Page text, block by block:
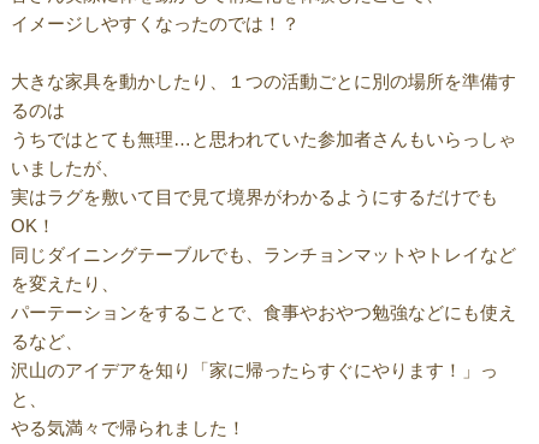
イメージしやすくなったのでは！？
大きな家具を動かしたり、１つの活動ごとに別の場所を準備す
るのは
うちではとても無理…と思われていた参加者さんもいらっしゃ
いましたが、
実はラグを敷いて目で見て境界がわかるようにするだけでも
OK！
同じダイニングテーブルでも、ランチョンマットやトレイなど
を変えたり、
パーテーションをすることで、食事やおやつ勉強などにも使え
るなど、
沢山のアイデアを知り「家に帰ったらすぐにやります！」っ
と、
やる気満々で帰られました！